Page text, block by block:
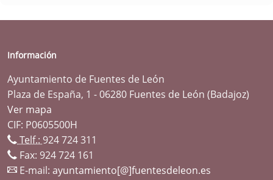
Información
Ayuntamiento de Fuentes de León
Plaza de España, 1 - 06280 Fuentes de León (Badajoz)
Ver mapa
CIF: P0605500H
Telf.: 924 724 311
Fax: 924 724 161
E-mail: ayuntamiento[@]fuentesdeleon.es